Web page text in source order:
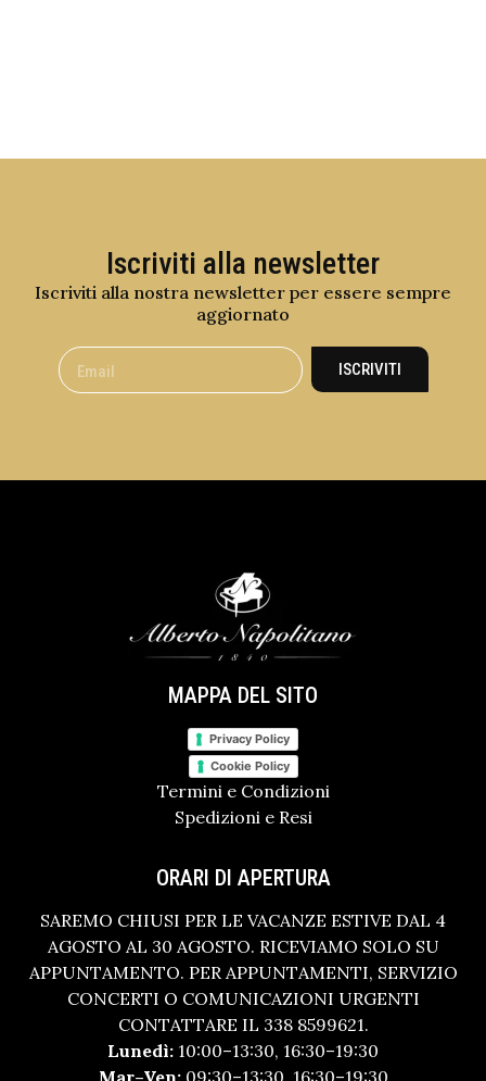
Iscriviti alla newsletter
Iscriviti alla nostra newsletter per essere sempre
aggiornato
ISCRIVITI
MAPPA DEL SITO
Privacy Policy
Cookie Policy
Termini e Condizioni
Spedizioni e Resi
ORARI DI APERTURA
SAREMO CHIUSI PER LE VACANZE ESTIVE DAL 4
AGOSTO AL 30 AGOSTO. RICEVIAMO SOLO SU
APPUNTAMENTO. PER APPUNTAMENTI, SERVIZIO
CONCERTI O COMUNICAZIONI URGENTI
CONTATTARE IL 338 8599621.
Lunedì: 10:00–13:30, 16:30–19:30
Mar–Ven:09:30–13:30, 16:30–19:30